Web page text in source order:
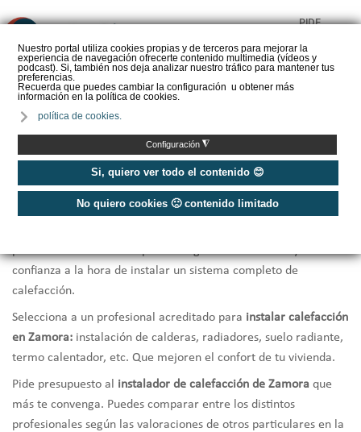
Nuestro portal utiliza cookies propias y de terceros para mejorar la
experiencia de navegación ofrecerte contenido multimedia (vídeos y
podcast). Si, también nos deja analizar nuestro tráfico para mantener tus
preferencias.
Recuerda que puedes cambiar la configuración u obtener más
información en la política de cookies.
política de cookies.
Configuración ◮
Si, quiero ver todo el contenido 😊
No quiero cookies 🙁 contenido limitado
PIDE
CALORYFRIO
Inicio
Instaladores Calefacción Zamora
Te ofrecemos una selección de losmejores instaladores de
confianza a la hora de instalar un sistema completo de
calefacción.
Selecciona a un profesional acreditado para instalar calefacción
en Zamora: instalación de calderas, radiadores, suelo radiante,
termo calentador, etc. Que mejoren el confort de tu vivienda.
Pide presupuesto al instalador de calefacción de Zamora que
más te convenga. Puedes comparar entre los distintos
profesionales según las valoraciones de otros particulares en la